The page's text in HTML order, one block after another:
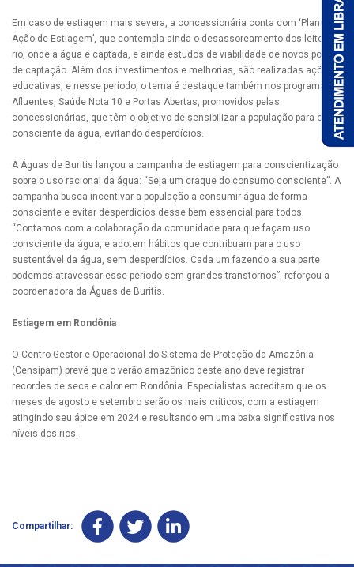
Em caso de estiagem mais severa, a concessionária conta com ‘Plano de
Ação de Estiagem’, que contempla ainda o desassoreamento dos leitos do
rio, onde a água é captada, e ainda estudos de viabilidade de novos pontos
de captação. Além dos investimentos e melhorias, são realizadas ações
educativas, e nesse período, o tema é destaque também nos programas
Afluentes, Saúde Nota 10 e Portas Abertas, promovidos pelas
concessionárias, que têm o objetivo de sensibilizar a população para o uso
consciente da água, evitando desperdícios.
A Águas de Buritis lançou a campanha de estiagem para conscientização
sobre o uso racional da água: “Seja um craque do consumo consciente”. A
campanha busca incentivar a população a consumir água de forma
consciente e evitar desperdícios desse bem essencial para todos.
“Contamos com a colaboração da comunidade para que façam uso
consciente da água, e adotem hábitos que contribuam para o uso
sustentável da água, sem desperdícios. Cada um fazendo a sua parte
podemos atravessar esse período sem grandes transtornos”, reforçou a
coordenadora da Águas de Buritis.
Estiagem em Rondônia
O Centro Gestor e Operacional do Sistema de Proteção da Amazônia
(Censipam) prevê que o verão amazônico deste ano deve registrar
recordes de seca e calor em Rondônia. Especialistas acreditam que os
meses de agosto e setembro serão os mais críticos, com a estiagem
atingindo seu ápice em 2024 e resultando em uma baixa significativa nos
níveis dos rios.
Compartilhar: